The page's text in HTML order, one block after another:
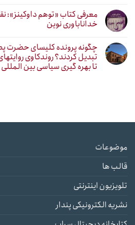
معرفی کتاب «توهم داوکینز»:
خداناباوری نوین
چگونه پرونده کلیسای حضرت
تبدیل کردند؟ روندکاوی
تا بهره گیری سیاسی بین
موضوعات
قالب ها
تلویزیون اینترنتی
نشریه الکترونیکی پندار